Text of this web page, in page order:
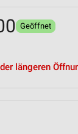
Geöffnet
längeren